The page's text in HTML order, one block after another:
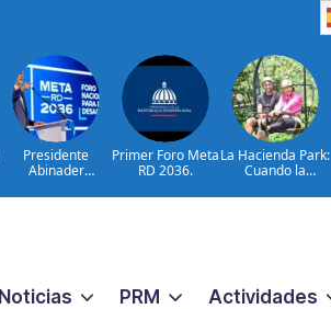
Presidente
Abinader
primer Foro Meta
Primer Foro Meta
RD 2036.
La Hacienda Park:
Cuando la
la historia del
Noticias PRM Actividades